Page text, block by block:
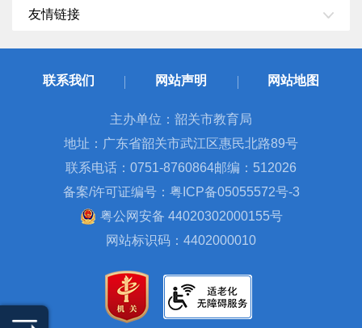
友情链接
联系我们 网站声明 网站地图
主办单位：韶关市教育局
地址：广东省韶关市武江区惠民北路89号
联系电话：0751-8760864邮编：512026
备案/许可证编号：粤ICP备05055572号-3
粤公网安备 44020302000155号
网站标识码：4402000010